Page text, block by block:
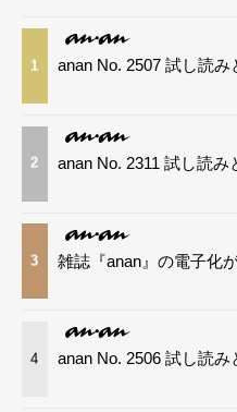
1 anan No. 2507 試し読み
2 anan No. 2311 試し読み
3 雑誌『anan』の電子化
4 anan No. 2506 試し読み